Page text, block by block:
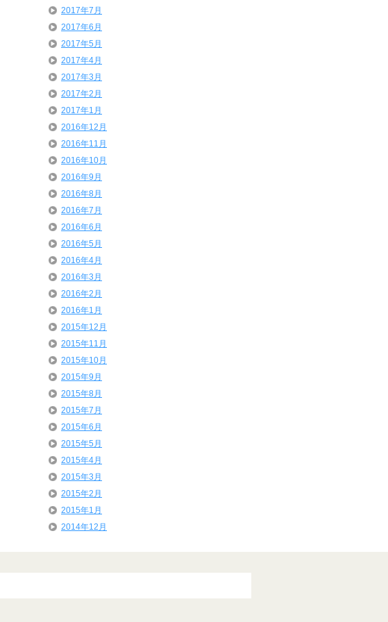
2017年7月
2017年6月
2017年5月
2017年4月
2017年3月
2017年2月
2017年1月
2016年12月
2016年11月
2016年10月
2016年9月
2016年8月
2016年7月
2016年6月
2016年5月
2016年4月
2016年3月
2016年2月
2016年1月
2015年12月
2015年11月
2015年10月
2015年9月
2015年8月
2015年7月
2015年6月
2015年5月
2015年4月
2015年3月
2015年2月
2015年1月
2014年12月